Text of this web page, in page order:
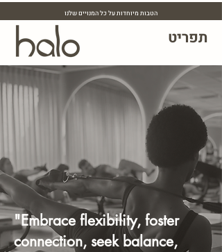
תפריט
הטבות מיוחדות על כל המנויים שלנו
"Embrace flexibility, foster
connection, seek balance,